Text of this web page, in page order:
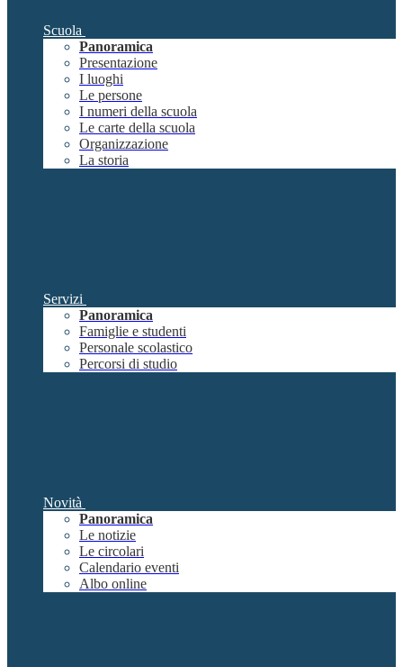
Scuola
Panoramica
Presentazione
I luoghi
Le persone
I numeri della scuola
Le carte della scuola
Organizzazione
La storia
Servizi
Panoramica
Famiglie e studenti
Personale scolastico
Percorsi di studio
Novità
Panoramica
Le notizie
Le circolari
Calendario eventi
Albo online